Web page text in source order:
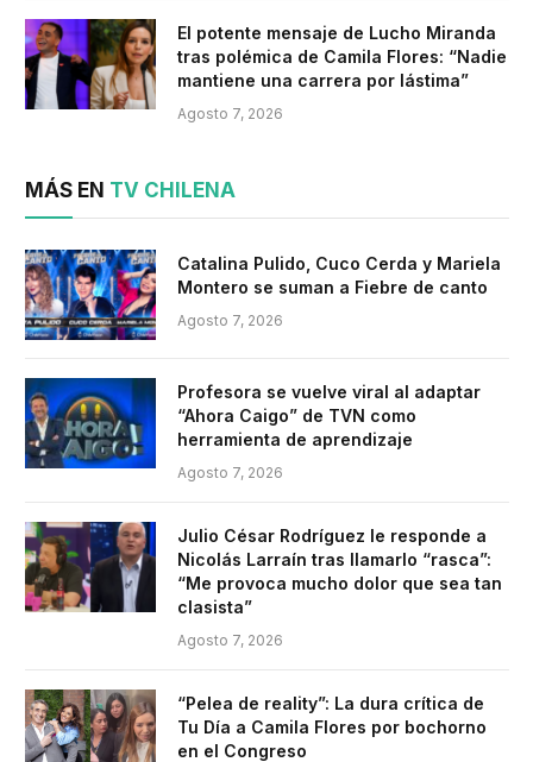
El potente mensaje de Lucho Miranda
tras polémica de Camila Flores: “Nadie
mantiene una carrera por lástima”
Agosto 7, 2026
MÁS EN TV CHILENA
Catalina Pulido, Cuco Cerda y Mariela
Montero se suman a Fiebre de canto
Agosto 7, 2026
Profesora se vuelve viral al adaptar
“Ahora Caigo” de TVN como
herramienta de aprendizaje
Agosto 7, 2026
Julio César Rodríguez le responde a
Nicolás Larraín tras llamarlo “rasca”:
“Me provoca mucho dolor que sea tan
clasista”
Agosto 7, 2026
“Pelea de reality”: La dura crítica de
Tu Día a Camila Flores por bochorno
en el Congreso